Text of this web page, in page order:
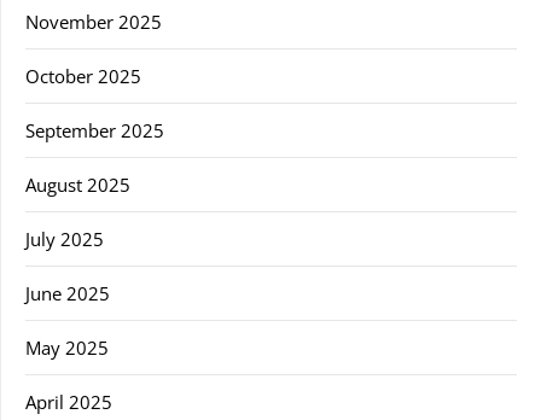
November 2025
October 2025
September 2025
August 2025
July 2025
June 2025
May 2025
April 2025